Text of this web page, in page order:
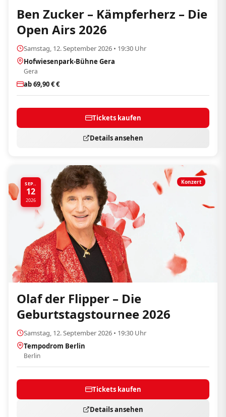
Ben Zucker – Kämpferherz – Die
Open Airs 2026
Samstag, 12. September 2026 • 19:30 Uhr
Hofwiesenpark-Bühne Gera
Gera
ab 69,90 € €
Tickets kaufen
Details ansehen
SEP..
12
2026
Konzert
Olaf der Flipper – Die
Geburtstagstournee 2026
Samstag, 12. September 2026 • 19:30 Uhr
Tempodrom Berlin
Berlin
Tickets kaufen
Details ansehen